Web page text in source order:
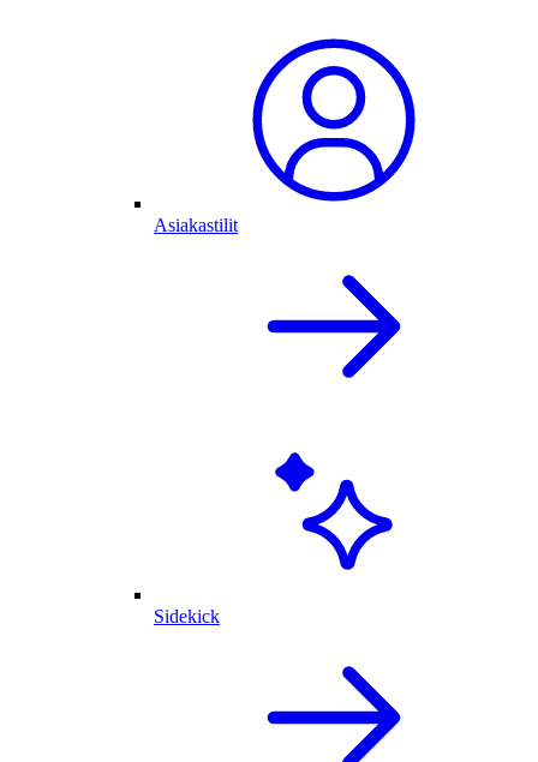
Asiakastilit
Sidekick